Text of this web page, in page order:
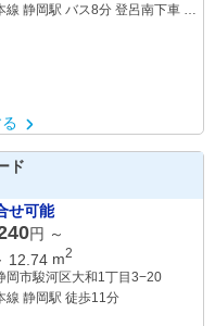
線 静岡駅 バス8分 登呂南下車 徒
ド
せ可能
円 ～
12.74 m2
岡市駿河区大和1丁目3−20
線 静岡駅 徒歩11分